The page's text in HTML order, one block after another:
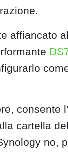
affiancato
consente
cartella
no,